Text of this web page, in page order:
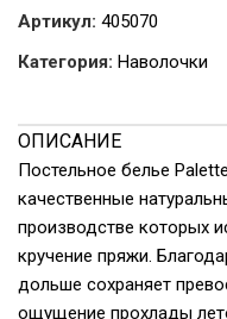
Артикул: 405070
Категория: Наволочки
ОПИСАНИЕ
Постельное белье
качественные
производстве которых
кручение пряжи.
дольше сохраняет
ощущение прохлады